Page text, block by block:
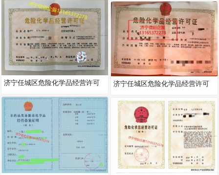
济宁任城区危险化学品经营许可
济宁任城区危险化学品经营许可